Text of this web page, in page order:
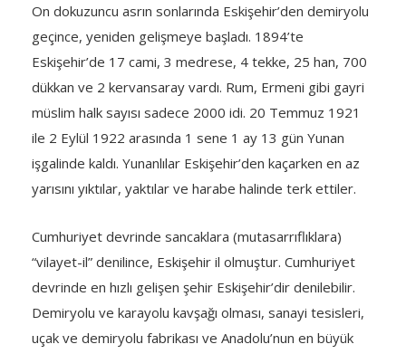
On dokuzuncu asrın sonlarında Eskişehir’den demiryolu
geçince, yeniden gelişmeye başladı. 1894’te
Eskişehir’de 17 cami, 3 medrese, 4 tekke, 25 han, 700
dükkan ve 2 kervansaray vardı. Rum, Ermeni gibi gayri
müslim halk sayısı sadece 2000 idi. 20 Temmuz 1921
ile 2 Eylül 1922 arasında 1 sene 1 ay 13 gün Yunan
işgalinde kaldı. Yunanlılar Eskişehir’den kaçarken en az
yarısını yıktılar, yaktılar ve harabe halinde terk ettiler.
Cumhuriyet devrinde sancaklara (mutasarrıflıklara)
“vilayet-il” denilince, Eskişehir il olmuştur. Cumhuriyet
devrinde en hızlı gelişen şehir Eskişehir’dir denilebilir.
Demiryolu ve karayolu kavşağı olması, sanayi tesisleri,
uçak ve demiryolu fabrikası ve Anadolu’nun en büyük